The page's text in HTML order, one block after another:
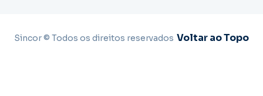
Sincor © Todos os direitos reservados Voltar ao Topo